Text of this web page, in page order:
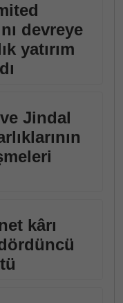
devreye
yatırım
Jindal
kârı